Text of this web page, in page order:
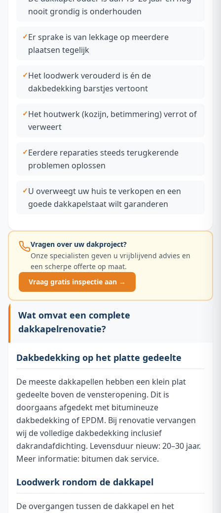
nooit grondig is onderhouden
Er sprake is van lekkage op meerdere
plaatsen tegelijk
Het loodwerk verouderd is én de
dakbedekking barstjes vertoont
Het houtwerk (kozijn, betimmering) verrot of
verweert
Eerdere reparaties steeds terugkerende
problemen oplossen
U overweegt uw huis te verkopen en een
goede dakkapelstaat wilt garanderen
Vragen over uw dakproject?
Onze specialisten geven u vrijblijvend advies en
een scherpe offerte op maat.
Vraag gratis inspectie aan →
Wat omvat een complete
dakkapelrenovatie?
Dakbedekking op het platte gedeelte
De meeste dakkapellen hebben een klein plat
gedeelte boven de vensteropening. Dit is
doorgaans afgedekt met bitumineuze
dakbedekking of EPDM. Bij renovatie vervangen
wij de volledige dakbedekking inclusief
dakrandafdichting. Levensduur nieuw: 20–30 jaar.
Meer informatie: bitumen dak service.
Loodwerk rondom de dakkapel
De overgangen tussen de dakkapel en het